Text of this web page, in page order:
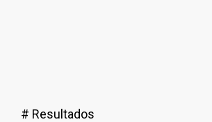
# Resultados